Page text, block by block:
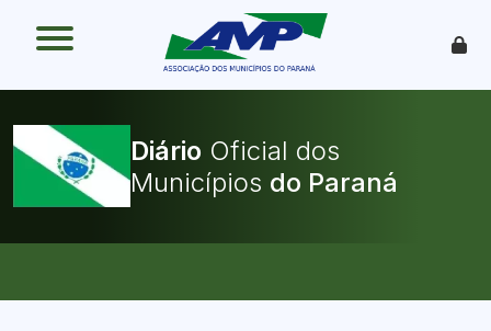
Diário Oficial dos
Municípios
Como funciona
Benefícios
Legislação
O Que Pode Ser Publicado
Faça sua Adesão